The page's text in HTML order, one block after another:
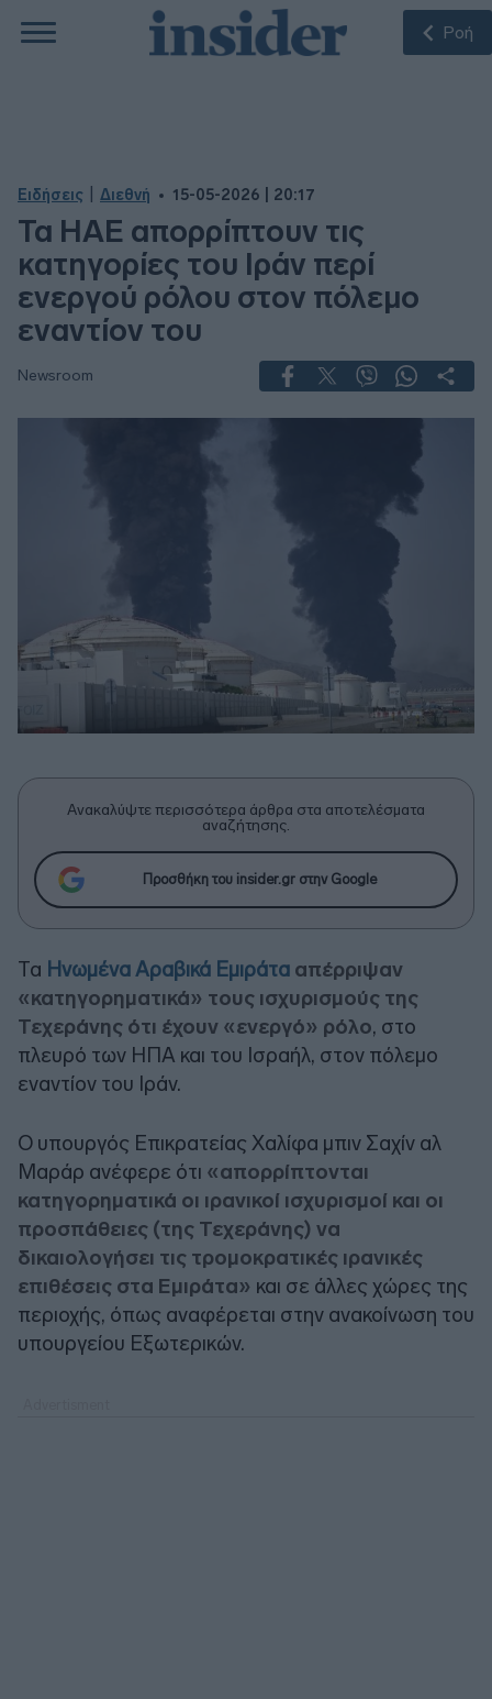
Ροή
Ειδήσεις Διεθνή 15-05-2026 | 20:17
Τα ΗΑΕ απορρίπτουν τις
κατηγορίες του Ιράν περί
ενεργού ρόλου στον πόλεμο
εναντίον του
Newsroom
Ανακαλύψτε περισσότερα άρθρα στα αποτελέσματα
αναζήτησης.
Προσθήκη του insider.gr στην Google
Τα Ηνωμένα Αραβικά Εμιράτα απέρριψαν
«κατηγορηματικά» τους ισχυρισμούς της
Τεχεράνης ότι έχουν «ενεργό» ρόλο, στο
πλευρό των ΗΠΑ και του Ισραήλ, στον πόλεμο
εναντίον του Ιράν.
Ο υπουργός Επικρατείας Χαλίφα μπιν Σαχίν αλ
Μαράρ ανέφερε ότι «απορρίπτονται
κατηγορηματικά οι ιρανικοί ισχυρισμοί και οι
προσπάθειες (της Τεχεράνης) να
δικαιολογήσει τις τρομοκρατικές ιρανικές
επιθέσεις στα Εμιράτα» και σε άλλες χώρες της
περιοχής, όπως αναφέρεται στην ανακοίνωση του
υπουργείου Εξωτερικών.